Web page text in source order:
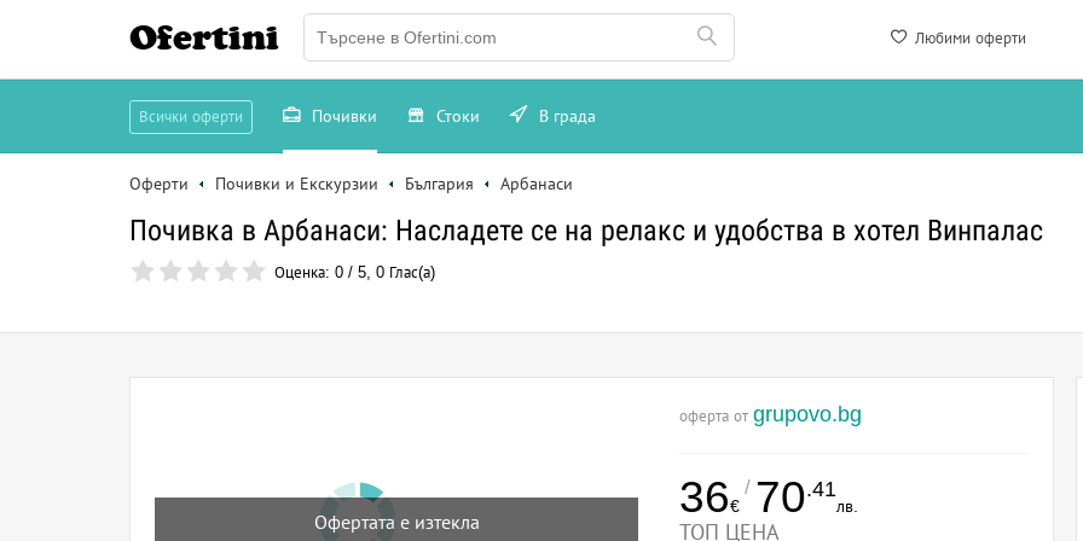
Любими оферти
Ofertini
Всички оферти Почивки Стоки В града
Оферти Почивки и Екскурзии България Арбанаси
Почивка в Арбанаси: Насладете се на релакс и удобства в хотел Винпалас
Оценка: 0 / 5, 0 Глас(а)
Офертата е изтекла
оферта от grupovo.bg
36€
/ 70.41
лв.
ТОП ЦЕНА